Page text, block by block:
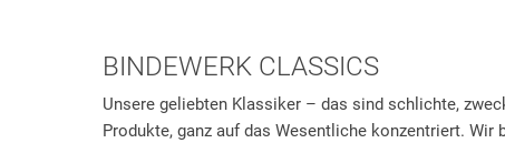
BINDEWERK CLASSICS
Unsere geliebten Klassiker – das sind schlichte,
Produkte, ganz auf das Wesentliche konzentriert. Wir